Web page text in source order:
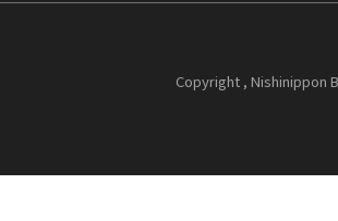
Copyright , Nishinippon